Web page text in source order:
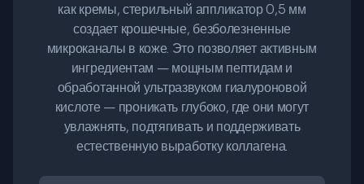
как кремы, стерильный аппликатор 0,5 мм
создает крошечные, безболезненные
микроканалы в коже. Это позволяет активным
ингредиентам — мощным пептидам и
обработанной ультразвуком гиалуроновой
кислоте — проникать глубоко, где они могут
увлажнять, подтягивать и поддерживать
естественную выработку коллагена.